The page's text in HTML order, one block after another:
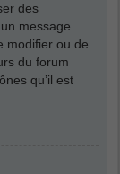
des
message
modifier ou de
du forum
qu’il est